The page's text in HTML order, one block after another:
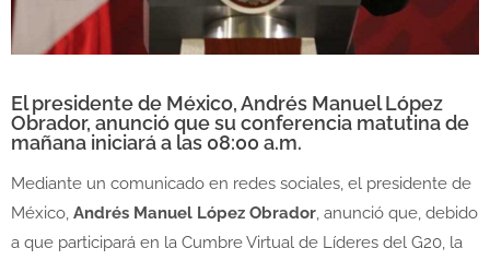
El presidente de México, Andrés Manuel López
Obrador, anunció que su conferencia matutina de
mañana iniciará a las 08:00 a.m.
Mediante un comunicado en redes sociales, el presidente de
México, Andrés Manuel López Obrador, anunció que, debido
a que participará en la Cumbre Virtual de Líderes del G20, la